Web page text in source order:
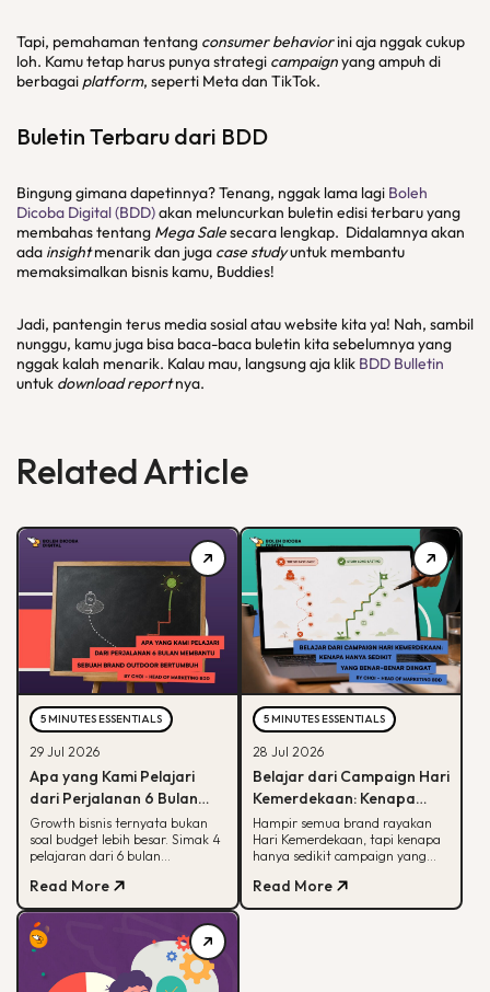
Tapi, pemahaman tentang consumer behaviorini aja nggak cukup
loh. Kamu tetap harus punya strategi campaignyang ampuh di
berbagai platform, seperti Meta dan TikTok.
Buletin Terbaru dari BDD
Bingung gimana dapetinnya? Tenang, nggak lama lagi Boleh
Dicoba Digital (BDD)akan meluncurkan buletin edisi terbaru yang
membahas tentang Mega Salesecara lengkap. Didalamnya akan
ada insightmenarik dan juga case studyuntuk membantu
memaksimalkan bisnis kamu, Buddies!
Jadi, pantengin terus media sosial atau website kita ya! Nah, sambil
nunggu, kamu juga bisa baca-baca buletin kita sebelumnya yang
nggak kalah menarik. Kalau mau, langsung aja klik BDD Bulletin
untuk download reportnya.
Related Article
5 MINUTES ESSENTIALS
29 Jul 2026
Apa yang Kami Pelajari
dari Perjalanan 6 Bulan
Membantu Sebuah Brand
Outdoor Bertumbuh
Growth bisnis ternyata bukan
soal budget lebih besar. Simak 4
pelajaran dari 6 bulan
memahami peran tiap channel
marketing
Read More
5 MINUTES ESSENTIALS
28 Jul 2026
Belajar dari Campaign Hari
Kemerdekaan: Kenapa
Hanya Sedikit yang Benar-
Benar Diingat?
Hampir semua brand rayakan
Hari Kemerdekaan, tapi kenapa
hanya sedikit campaign yang
untuk bikin campaign yang
bermakna.
Read More